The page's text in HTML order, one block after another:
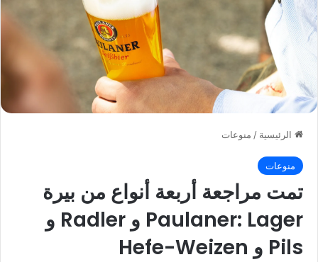
الرئيسية / منوعات
منوعات
تمت مراجعة أربعة أنواع من بيرة
Paulaner: Lager و Radler و
Pils و Hefe-Weizen